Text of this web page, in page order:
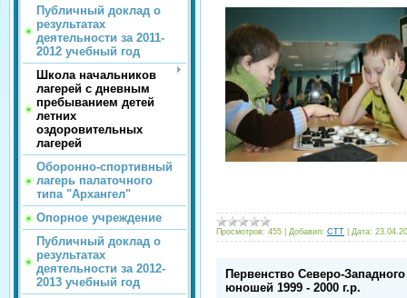
Публичный доклад о
результатах
деятельности за 2011-
2012 учебный год
Школа начальников
лагерей с дневным
пребыванием детей
летних
оздоровительных
лагерей
Оборонно-спортивный
лагерь палаточного
типа "Архангел"
Опорное учреждение
Публичный доклад о
результатах
деятельности за 2012-
2013 учебный год
Просмотров: 455 Добавил: CTT Дата:
Первенство Северо-
юношей 1999 - 2000 г.р.